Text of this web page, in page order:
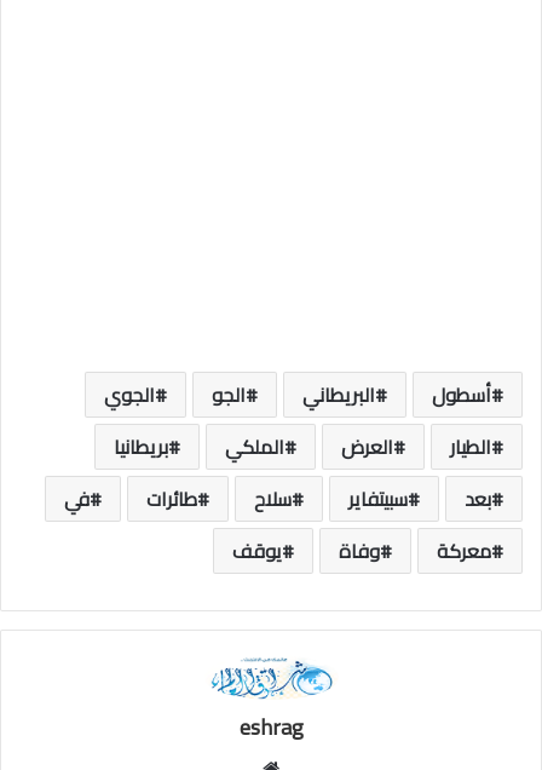
أسطول البريطاني الجو
الجوي
الطيار
العرض الملكي
بريطانيا
بعد
سبيتفاير سلاح طائرات
في
معركة
وفاة يوقف
eshrag